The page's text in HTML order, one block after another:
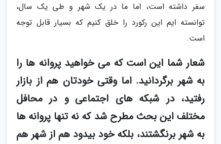
سفر داشته است، اما ما در یک شهر و طی یک سال،
توانسته ایم این رکورد را خلق کنیم که بسیار قابل توجه
است.
شعار شما این است که می خواهید پروانه ها را
به شهر برگردانید. اما وقتی خودتان هم از بازار
رفتید، در شبکه های اجتماعی و در محافل
مختلف این بحث مطرح شد که نه تنها پروانه ها
به شهر برنگشتند، بلکه خود بیدود هم از شهر هم